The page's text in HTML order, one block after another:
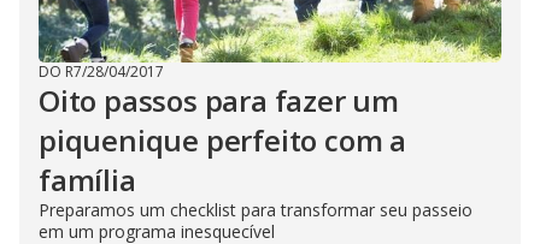
DO R7/28/04/2017
Oito passos para fazer um
piquenique perfeito com a
família
Preparamos um checklist para transformar seu passeio
em um programa inesquecível